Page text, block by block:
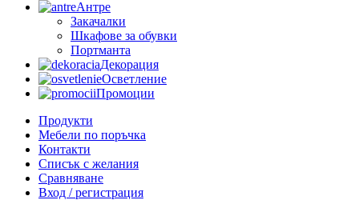
Антре
Закачалки
Шкафове за обувки
Портманта
Декорация
Осветление
Промоции
Продукти
Мебели по поръчка
Контакти
Списък с желания
Сравняване
Вход / регистрация